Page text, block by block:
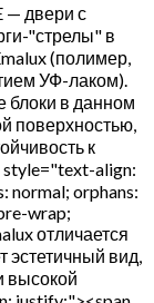
— двери с
"стрелы" в
(полимер,
УФ-лаком).
в данном
поверхностью,
к
style="text-align:
normal; orphans:
wrap;
отличается
эстетичный вид,
высокой